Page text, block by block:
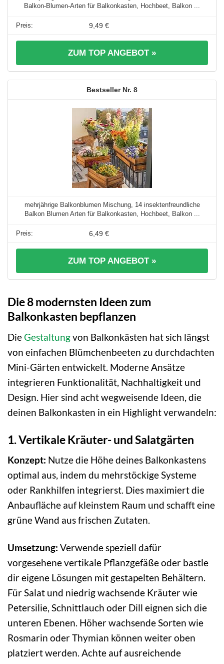
Balkon-Blumen-Arten für Balkonkasten, Hochbeet, Balkon ...
9,49 €
ZUM TOP ANGEBOT »
8
mehrjährige Balkonblumen Mischung, 14 insektenfreundliche
Balkon Blumen Arten für Balkonkasten, Hochbeet, Balkon ...
6,49 €
ZUM TOP ANGEBOT »
Die 8 modernsten Ideen zum
Balkonkasten bepflanzen
DieGestaltungvon Balkonkästen hat sich längst
von einfachen Blümchenbeeten zu durchdachten
Mini-Gärten entwickelt. Moderne Ansätze
integrieren Funktionalität, Nachhaltigkeit und
Design. Hier sind acht wegweisende Ideen, die
deinen Balkonkasten in ein Highlight verwandeln:
1. Vertikale Kräuter- und Salatgärten
Konzept: Nutze die Höhe deines Balkonkastens
optimal aus, indem du mehrstöckige Systeme
oder Rankhilfen integrierst. Dies maximiert die
Anbaufläche auf kleinstem Raum und schafft eine
grüne Wand aus frischen Zutaten.
Umsetzung: Verwende speziell dafür
vorgesehene vertikale Pflanzgefäße oder bastle
dir eigene Lösungen mit gestapelten Behältern.
Für Salat und niedrig wachsende Kräuter wie
Petersilie, Schnittlauch oder Dill eignen sich die
unteren Ebenen. Höher wachsende Sorten wie
Rosmarin oder Thymian können weiter oben
platziert werden. Achte auf ausreichende